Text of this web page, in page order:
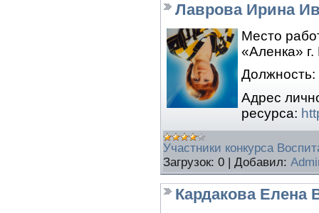
Лаврова Ирина
Место
«Аленка»
Должность:
Адрес
ресурса:
Участники конкурса
Загрузок: 0 | Добавил:
Кардакова Елена